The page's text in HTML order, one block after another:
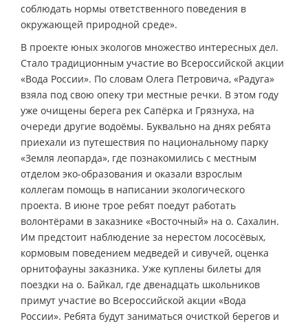
соблюдать нормы ответственного поведения в
окружающей природной среде».
В проекте юных экологов множество интересных дел.
Стало традиционным участие во Всероссийской акции
«Вода России». По словам Олега Петровича, «Радуга»
взяла под свою опеку три местные речки. В этом году
уже очищены берега рек Сапёрка и Грязнуха, на
очереди другие водоёмы. Буквально на днях ребята
приехали из путешествия по национальному парку
«Земля леопарда», где познакомились с местным
отделом эко-образования и оказали взрослым
коллегам помощь в написании экологического
проекта. В июне трое ребят поедут работать
волонтёрами в заказнике «Восточный» на о. Сахалин.
Им предстоит наблюдение за нерестом лососёвых,
кормовым поведением медведей и сивучей, оценка
орнитофауны заказника. Уже куплены билеты для
поездки на о. Байкал, где двенадцать школьников
примут участие во Всероссийской акции «Вода
России». Ребята будут заниматься очисткой берегов и